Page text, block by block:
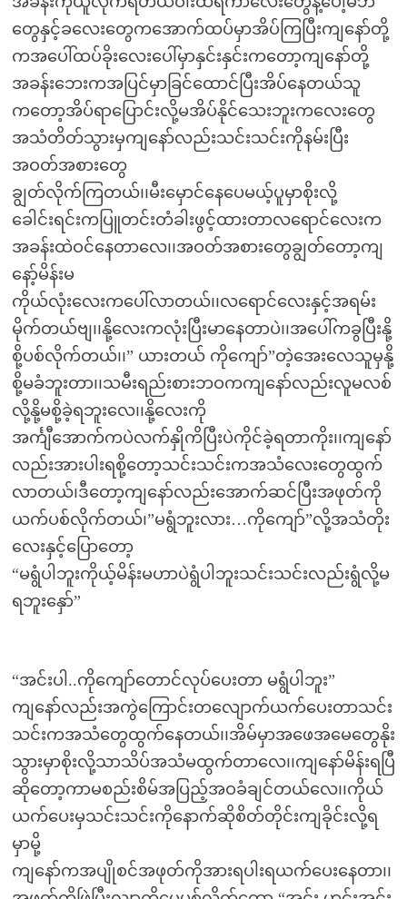
တွေနှင့်ခလေးတွေကအောက်ထပ်မှာအိပ်ကြပြီးကျနော်တို့
ကအပေါ်ထပ်ခိုးလေးပေါ်မှာနှင်းနှင်းကတော့ကျနော်တို့
အခန်းဘေးကအပြင်မှာခြင်ထောင်ပြီးအိပ်နေတယ်သူ
ကတော့အိပ်ရာပြောင်းလို့မအိပ်နိုင်သေးဘူးကလေးတွေ
အသံတိတ်သွားမှကျနော်လည်းသင်းသင်းကိုနမ်းပြီး
အဝတ်အစားတွေ
ချွတ်လိုက်ကြတယ်၊၊မီးမှောင်နေပေမယ့်ပူမှာစိုးလို့
ခေါင်းရင်းကပြူတင်းတံခါးဖွင့်ထားတာလရောင်လေးက
အခန်းထဲဝင်နေတာလေ၊၊အဝတ်အစားတွေချွတ်တော့ကျ
နော့်မိန်းမ
ကိုယ်လုံးလေးကပေါ်လာတယ်၊၊လရောင်လေးနှင့်အရမ်း
မိုက်တယ်ဗျ၊၊နို့လေးကလုံးပြီးမာနေတာပဲ၊၊အပေါ်ကခွပြီးနို့
စို့ပစ်လိုက်တယ်၊၊” ယားတယ် ကိုကျော်”တဲ့အေးလေသူမှနို့
စို့မခံဘူးတာ၊၊သမီးရည်းစားဘဝကကျနော်လည်းလူမလစ်
လို့နို့မစို့ခဲ့ရဘူးလေ၊၊နို့လေးကို
အင်္ကျီအောက်ကပဲလက်နှိုကိပြီးပဲကိုင်ခဲ့ရတာကိုး၊၊ကျနော်
လည်းအားပါးရစို့တော့သင်းသင်းကအသံလေးတွေထွက်
လာတယ်၊ဒီတော့ကျနော်လည်းအောက်ဆင်ပြီးအဖုတ်ကို
ယက်ပစ်လိုက်တယ်၊”မရွံဘူးလား…ကိုကျော်”လို့အသံတိုး
လေးနှင့်ပြောတော့
“မရွံပါဘူးကိုယ့်မိန်းမဟာပဲရွံပါဘူးသင်းသင်းလည်းရွံလို့မ
ရဘူးနှော်”
“အင်းပါ..ကိုကျော်တောင်လုပ်ပေးတာ မရွံပါဘူး”
ကျနော်လည်းအကွဲကြောင်းတလျောက်ယက်ပေးတာသင်း
သင်းကအသံတွေထွက်နေတယ်၊၊အိမ်မှာအဖေအမေတွေနိုး
သွားမှာစိုးလို့သာသိပ်အသံမထွက်တာလေ၊၊ကျနော်မိန်းရပြီ
ဆိုတော့ကာမစည်းစိမ်အပြည့်အဝခံချင်တယ်လေ၊၊ကိုယ်
ယက်ပေးမှသင်းသင်းကိုနောက်ဆိုစိတ်တိုင်းကျခိုင်းလို့ရ
မှာမို့
ကျနော်ကအပျိုစင်အဖုတ်ကိုအားရပါးရယက်ပေးနေတာ၊၊